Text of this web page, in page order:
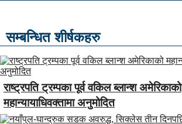
सम्बन्धित शीर्षकहरु
राष्ट्रपति ट्रम्पका पूर्व वकिल ब्लान्श अमेरिकाको
महान्यायाधिवक्तामा अनुमोदित